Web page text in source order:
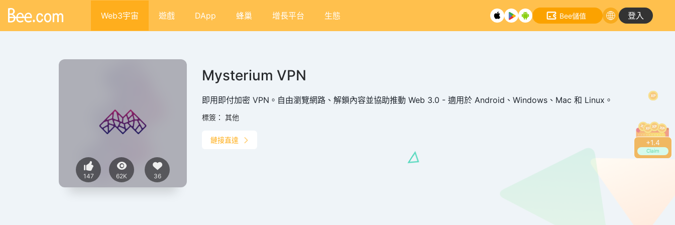
+1.4
Claim
Web3宇宙 遊戲 DApp 蜂巢 增長平台 生態 Bee儲值 登入
147 62K 36
Mysterium VPN
即用即付加密 VPN。自由瀏覽網路、解鎖內容並協助推動 Web 3.0 - 適用於 Android、Windows、Mac 和 Linux。
標簽： 其他
鏈接直達